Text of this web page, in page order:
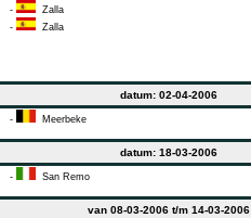
- Zalla
- Zalla
datum: 02-04-2006
- Meerbeke
datum: 18-03-2006
- San Remo
van 08-03-2006 t/m 14-03-2006